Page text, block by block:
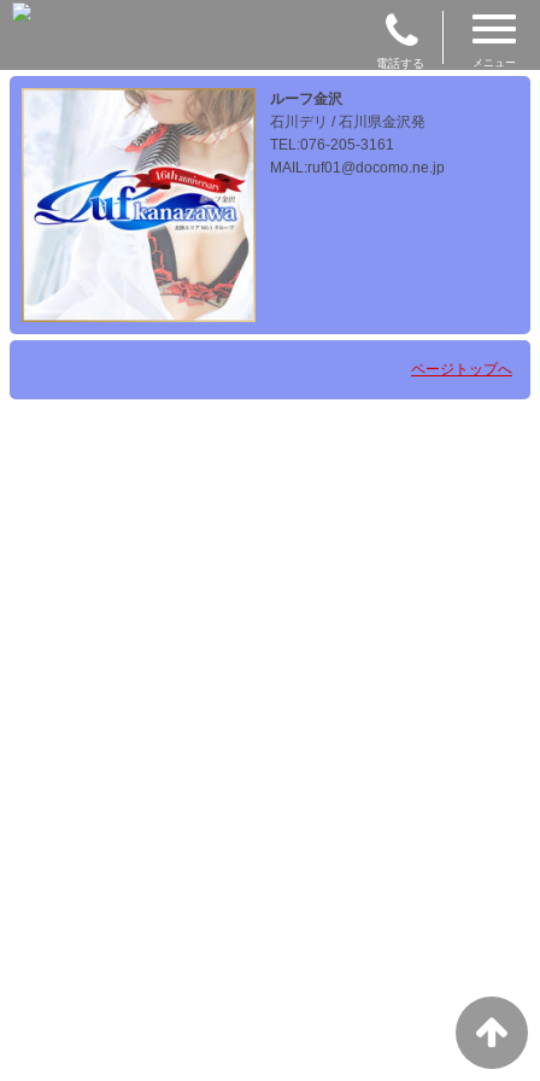
電話する メニュー
ルーフ金沢
石川デリ / 石川県金沢発
TEL:076-205-3161
MAIL:ruf01@docomo.ne.jp
ページトップへ